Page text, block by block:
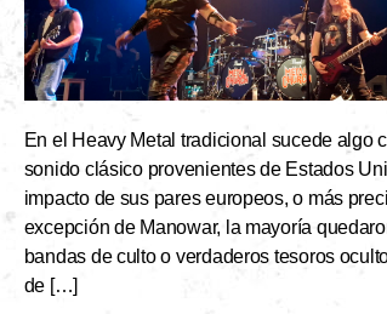
En el Heavy Metal tradicional sucede algo
sonido clásico provenientes de Estados
impacto de sus pares europeos, o más
excepción de Manowar, la mayoría
bandas de culto o verdaderos tesoros
de […]